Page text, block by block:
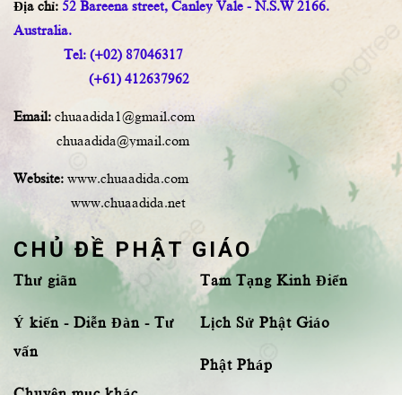
Địa chỉ: 52 Bareena street, Canley Vale - N.S.W 2166.
Australia.
Tel: (+02) 87046317
(+61) 412637962
Email: chuaadida1@gmail.com
chuaadida@ymail.com
Website: www.chuaadida.com
www.chuaadida.net
CHỦ ĐỀ PHẬT GIÁO
Thư giãn
Ý kiến - Diễn Đàn - Tư
vấn
Tam Tạng Kinh Điển
Lịch Sử Phật Giáo
Phật Pháp